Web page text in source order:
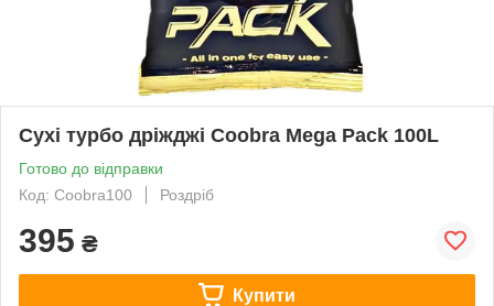
Сухі турбо дріжджі Coobra Mega Pack 100L
Готово до відправки
Код: Coobra100
Роздріб
395 ₴
Купити